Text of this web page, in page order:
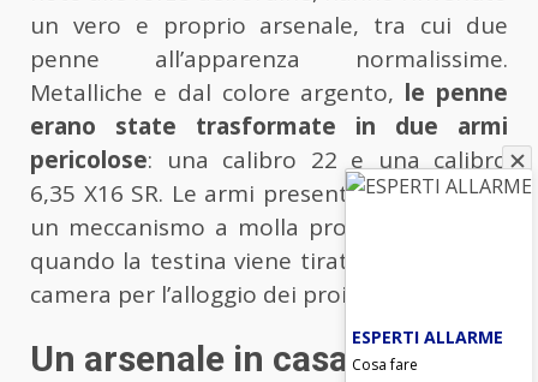
un vero e proprio arsenale, tra cui due
penne all’apparenza normalissime.
Metalliche e dal colore argento, le penne
erano state trasformate in due armi
pericolose: una calibro 22 e una calibro
6,35 X16 SR. Le armi presentano all’interno
un meccanismo a molla pronto a scattare
quando la testina viene tirata. Nel fusto, la
camera per l’alloggio dei proiettili.
Un arsenale in casa
ESPERTI ALLARME
Cosa fare